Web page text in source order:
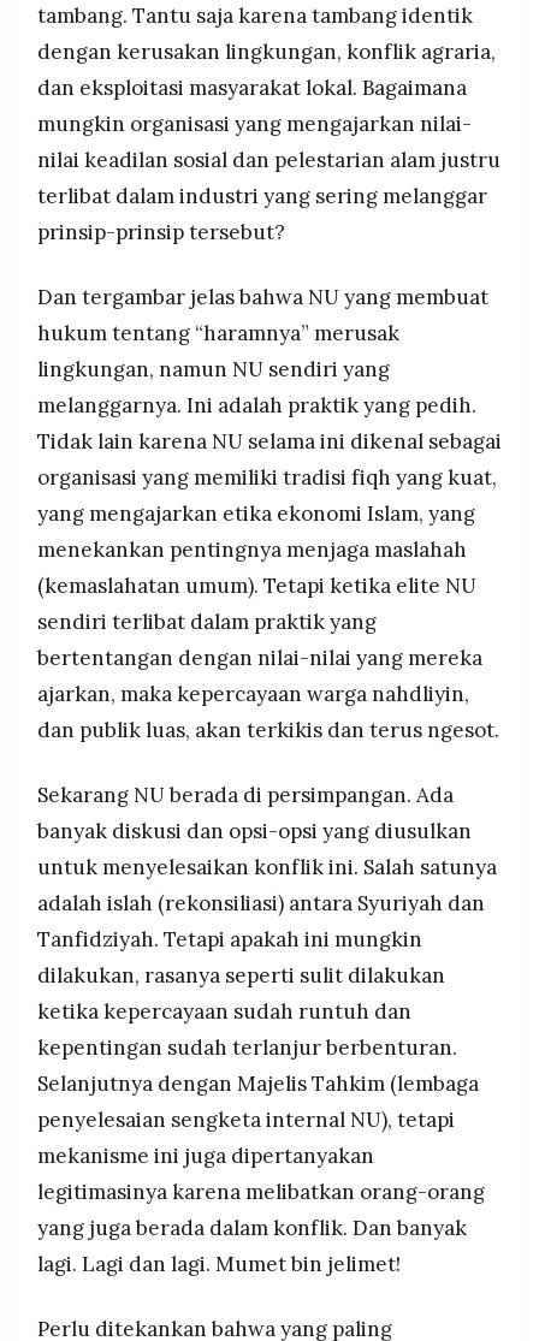
tambang. Tantu saja karena tambang identik
dengan kerusakan lingkungan, konflik agraria,
dan eksploitasi masyarakat lokal. Bagaimana
mungkin organisasi yang mengajarkan nilai-
nilai keadilan sosial dan pelestarian alam justru
terlibat dalam industri yang sering melanggar
prinsip-prinsip tersebut?
Dan tergambar jelas bahwa NU yang membuat
hukum tentang “haramnya” merusak
lingkungan, namun NU sendiri yang
melanggarnya. Ini adalah praktik yang pedih.
Tidak lain karena NU selama ini dikenal sebagai
organisasi yang memiliki tradisi fiqh yang kuat,
yang mengajarkan etika ekonomi Islam, yang
menekankan pentingnya menjaga maslahah
(kemaslahatan umum). Tetapi ketika elite NU
sendiri terlibat dalam praktik yang
bertentangan dengan nilai-nilai yang mereka
ajarkan, maka kepercayaan warga nahdliyin,
dan publik luas, akan terkikis dan terus ngesot.
Sekarang NU berada di persimpangan. Ada
banyak diskusi dan opsi-opsi yang diusulkan
untuk menyelesaikan konflik ini. Salah satunya
adalah islah (rekonsiliasi) antara Syuriyah dan
Tanfidziyah. Tetapi apakah ini mungkin
dilakukan, rasanya seperti sulit dilakukan
ketika kepercayaan sudah runtuh dan
kepentingan sudah terlanjur berbenturan.
Selanjutnya dengan Majelis Tahkim (lembaga
penyelesaian sengketa internal NU), tetapi
mekanisme ini juga dipertanyakan
legitimasinya karena melibatkan orang-orang
yang juga berada dalam konflik. Dan banyak
lagi. Lagi dan lagi. Mumet bin jelimet!
Perlu ditekankan bahwa yang paling